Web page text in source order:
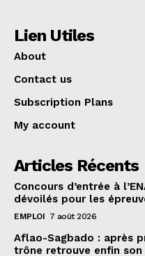
Lien Utiles
About
Contact us
Subscription Plans
My account
Articles Récents
Concours d’entrée à
dévoilés pour les
EMPLOI 7 août 2026
Aflao-Sagbado : après
trône retrouve enfin